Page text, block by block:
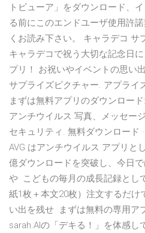
トビューア」をダウンロード、
る前にこのエンドユーザ使用許
くお読み下さい。 キャラデコ サ
キャラデコで祝う大切な記念日
プリ！ お祝いやイベントの思い
サプライズピクチャー. アプライ
まずは無料アプリのダウンロー
アンチウイルス 写真、メッセー
セキュリティ. 無料ダウンロード
AVG はアンチウイルス アプリと
億ダウンロードを突破し、今日
や こどもの毎月の成長記録とし
紙1枚＋本文20枚）注文するだけ
い出を残せ まずは無料の専用ア
sarah.AIの「デキる！」を体感し